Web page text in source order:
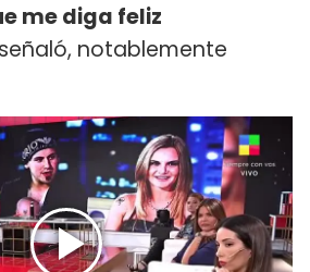
me diga feliz
notablemente